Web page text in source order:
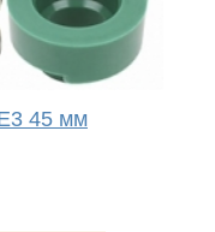
45 мм